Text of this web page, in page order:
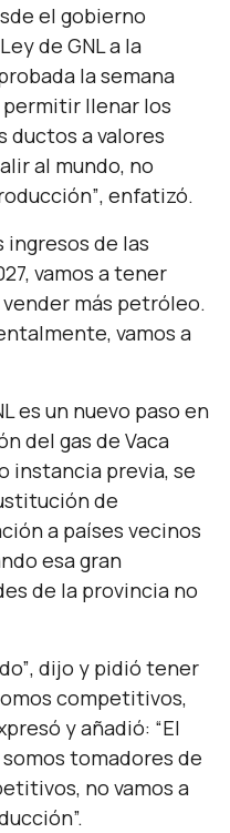
el gobierno
de GNL a la
la semana
permitir llenar los
ductos a valores
al mundo, no
, enfatizó.
ingresos de las
vamos a tener
más petróleo.
vamos a
es un nuevo paso en
del gas de Vaca
instancia previa, se
de
a países vecinos
esa gran
de la provincia no
, dijo y pidió tener
competitivos,
y añadió: “El
tomadores de
no vamos a